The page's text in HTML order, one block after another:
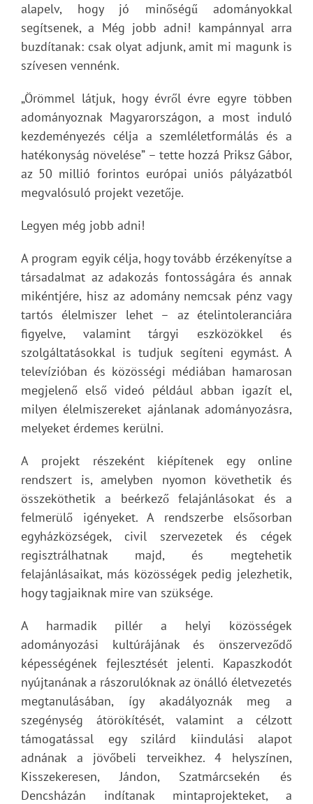
alapelv, hogy jó minőségű adományokkal
segítsenek, a Még jobb adni! kampánnyal arra
buzdítanak: csak olyat adjunk, amit mi magunk is
szívesen vennénk.
„Örömmel látjuk, hogy évről évre egyre többen
adományoznak Magyarországon, a most induló
kezdeményezés célja a szemléletformálás és a
hatékonyság növelése” – tette hozzá Priksz Gábor,
az 50 millió forintos európai uniós pályázatból
megvalósuló projekt vezetője.
Legyen még jobb adni!
A program egyik célja, hogy tovább érzékenyítse a
társadalmat az adakozás fontosságára és annak
mikéntjére, hisz az adomány nemcsak pénz vagy
tartós élelmiszer lehet – az ételintoleranciára
figyelve, valamint tárgyi eszközökkel és
szolgáltatásokkal is tudjuk segíteni egymást. A
televízióban és közösségi médiában hamarosan
megjelenő első videó például abban igazít el,
milyen élelmiszereket ajánlanak adományozásra,
melyeket érdemes kerülni.
A projekt részeként kiépítenek egy online
rendszert is, amelyben nyomon követhetik és
összeköthetik a beérkező felajánlásokat és a
felmerülő igényeket. A rendszerbe elsősorban
egyházközségek, civil szervezetek és cégek
regisztrálhatnak majd, és megtehetik
felajánlásaikat, más közösségek pedig jelezhetik,
hogy tagjaiknak mire van szüksége.
A harmadik pillér a helyi közösségek
adományozási kultúrájának és önszerveződő
képességének fejlesztését jelenti. Kapaszkodót
nyújtanának a rászorulóknak az önálló életvezetés
megtanulásában, így akadályoznák meg a
szegénység átörökítését, valamint a célzott
támogatással egy szilárd kiindulási alapot
adnának a jövőbeli terveikhez. 4 helyszínen,
Kisszekeresen, Jándon, Szatmárcsekén és
Dencsházán indítanak mintaprojekteket, a